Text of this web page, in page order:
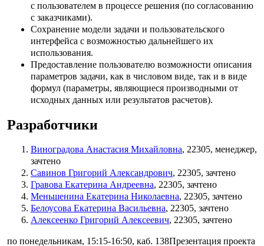
с пользователем в процессе решения (по согласованию
с заказчиками).
Сохранение модели задачи и пользовательского
интерфейса с возможностью дальнейшего их
использования.
Предоставление пользователю возможности описания
параметров задачи, как в числовом виде, так и в виде
формул (параметры, являющиеся производными от
исходных данных или результатов расчетов).
Разработчики
Виноградова Анастасия Михайловна, 22305, менеджер,
зачтено
Савинов Григорий Александрович, 22305, зачтено
Гравова Екатерина Андреевна, 22305, зачтено
Меньшенина Екатерина Николаевна, 22305, зачтено
Белоусова Екатерина Васильевна, 22305, зачтено
Алексеенко Григорий Алексеевич, 22305, зачтено
по понедельникам, 15:15-16:50, каб. 138Презентация проекта